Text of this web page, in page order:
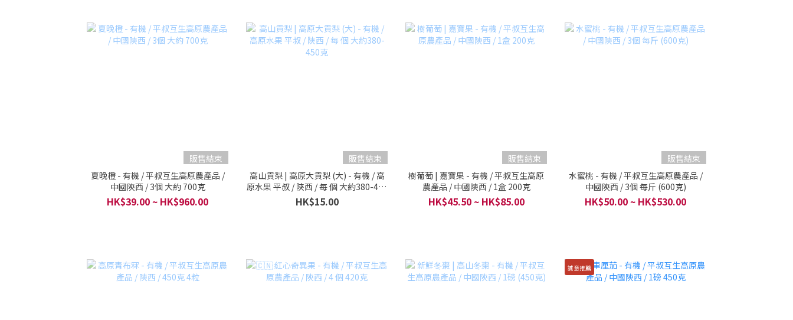
販售結束
夏晚橙 - 有機 / 平叔互生高原農產品 /
中國陝西 / 3個 大約 700克
HK$39.00 ~ HK$960.00
販售結束
高山貢梨 | 高原大貢梨 (大) - 有機 / 高
原水果 平叔 / 陜西 / 每 個 大約380-450
克
HK$15.00
販售結束
樹葡萄 | 嘉寶果 - 有機 / 平叔互生高原
農產品 / 中國陝西 / 1盒 200克
HK$45.50 ~ HK$85.00
販售結束
水蜜桃 - 有機 / 平叔互生高原農產品 /
中國陝西 / 3個 每斤 (600克)
HK$50.00 ~ HK$530.00
誠意推薦